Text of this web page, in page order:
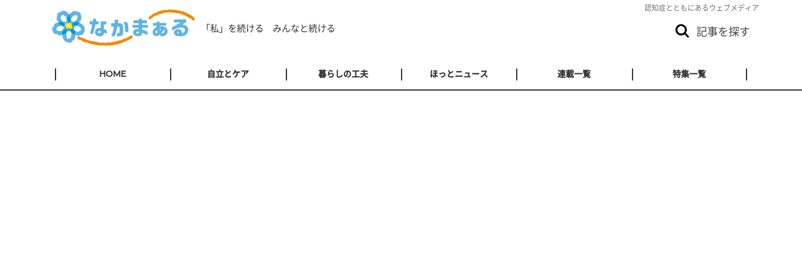
認知症とともにあるウェブメディア
「私」を続ける みんなと続ける 記事を探す
HOME 自立とケア 暮らしの工夫 ほっとニュース 連載一覧 特集一覧